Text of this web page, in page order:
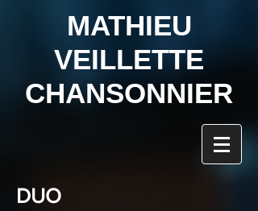
MATHIEU
VEILLETTE
CHANSONNIER
DUO